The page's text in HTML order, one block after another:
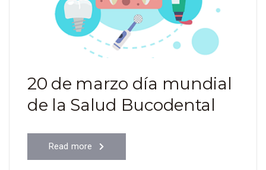
20 de marzo día mundial
de la Salud Bucodental
Read more